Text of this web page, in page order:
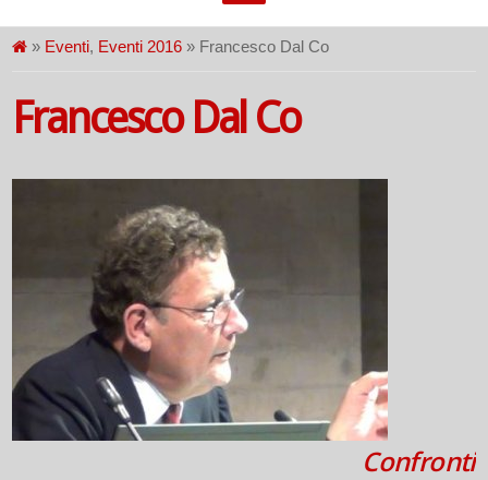
» Eventi, Eventi 2016 » Francesco Dal Co
Francesco Dal Co
Confronti